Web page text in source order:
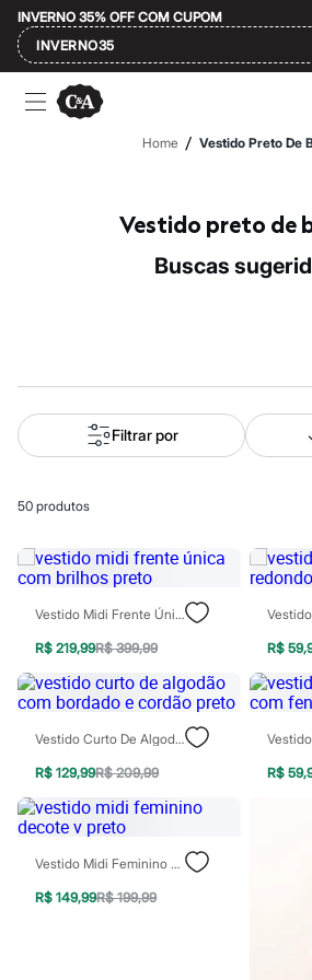
INVERNO 35% OFF COM CUPOM
INVERNO35
Ofertas
Compre por Departamento
Alfaiataria
Novidades
Roupas
Blusas e Camisetas
Casacos e Jaquetas
Macacões
Saias
Shorts e Bermudas
Vestidos
Bolsas
Bonés e Chapéus
Bijoux
Cintos
Óculos
Relógios
Calçados
Chinelos
Rasteirinhas
Sapatilhas
Tênis
Marcas
Home / Vestido Preto De
Vestido preto de
buscas
Filtrar por
50 produtos
Vestido Midi Frente Única Com Brilhos Preto
R$ 219,99R$ 399,99 R$
Vestido Curto De Algodão Com Bordado E Cordão Preto
R$ 129,99R$ 209,99 R$
Vestido Midi Feminino Decote V Preto
R$ 149,99R$ 199,99